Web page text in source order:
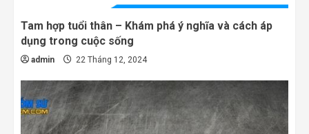
Tam hợp tuổi thân – Khám phá ý nghĩa và cách áp
dụng trong cuộc sống
admin 22 Tháng 12, 2024